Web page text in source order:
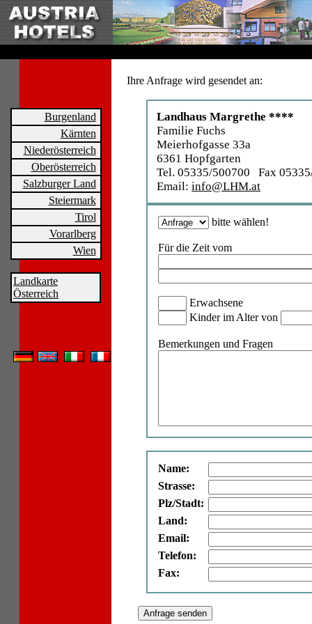
Burgenland
Kärnten
Niederösterreich
Oberösterreich
Salzburger Land
Steiermark
Tirol
Vorarlberg
Wien
Landkarte
Österreich
Ihre Anfrage wird gesendet an:
Landhaus Margrethe ****
Familie Fuchs
Meierhofgasse 33a
6361 Hopfgarten
Tel. 05335/500700 Fax
Email: info@LHM.at
bitte wählen!
Für die Zeit vom
Erwachsene
Kinder im Alter von
Bemerkungen und Fragen
Name:
Strasse:
Plz/Stadt:
Land:
Email:
Telefon:
Fax: